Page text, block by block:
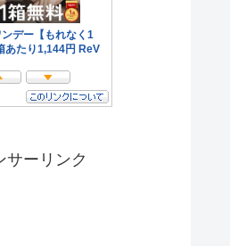
サーリンク